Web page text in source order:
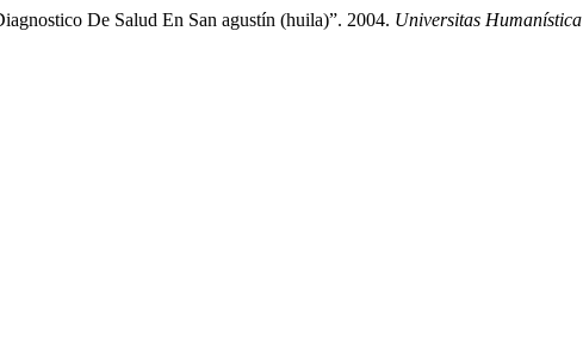
De Salud En San agustín (huila)”. 2004. Universitas Humanística